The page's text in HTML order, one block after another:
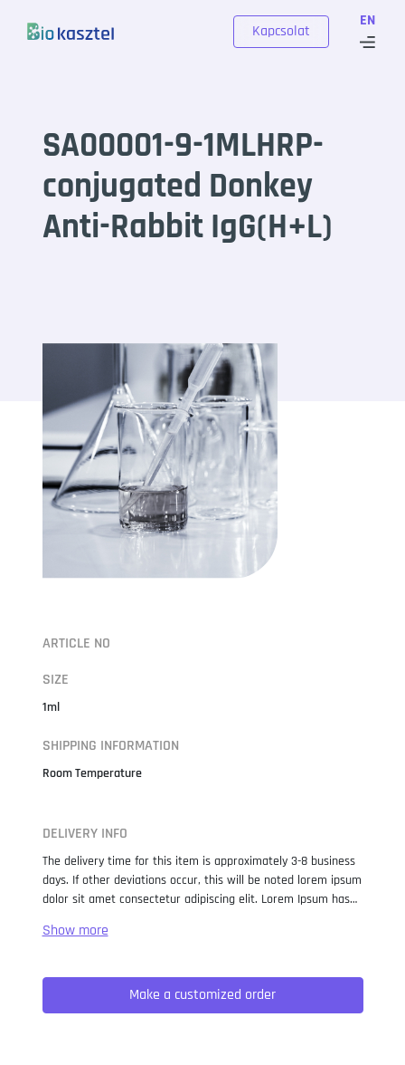
EN
Kapcsolat
SA00001-9-1MLHRP-
conjugated Donkey
Anti-Rabbit IgG(H+L)
ARTICLE NO
SIZE
1ml
SHIPPING INFORMATION
Room Temperature
DELIVERY INFO
The delivery time for this item is approximately 3-8 business
days. If other deviations occur, this will be noted lorem ipsum
dolor sit amet consectetur adipiscing elit. Lorem Ipsum has
when an unknown printer took a galley of type and
not only five centuries, but also the leap into electronic
typesetting, remaining essentially unchanged. It was
popularised in the 1960s with the release of Letraset sheets
Make a customized order